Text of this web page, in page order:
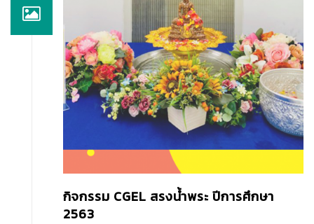
กิจกรรม CGEL สรงน้ำพระ ปีการศึกษา
2563